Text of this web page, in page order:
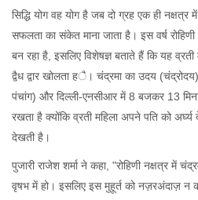
सिद्धि योग वह योग है जब दो ग्रह एक ही नक्षत्र
सफलता का संकेत माना जाता है। इस वर्ष रोहिणी
बन रहा है, इसलिए विशेषज्ञ बताते हैं कि यह
द्वैध द्वार खोलता है। चंद्रमा का उदय
पंचांग) और दिल्ली‑एनसीआर में 8 बजकर 13
रखता है क्योंकि व्रती महिला अपने पति को
देखती है।
पुजारी राजेश शर्माने कहा, "रोहिणी नक्षत्र में
वृषभ में हो। इसलिए इस मुहूर्त को नज़रअंदाज़ न